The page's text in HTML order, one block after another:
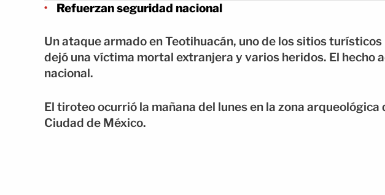
Refuerzan seguridad nacional
Un ataque armado en Teotihuacán, uno de los sitios
dejó una víctima mortal extranjera y varios heridos. El hecho
nacional.
El tiroteo ocurrió la mañana del lunes en la zona
Ciudad de México.